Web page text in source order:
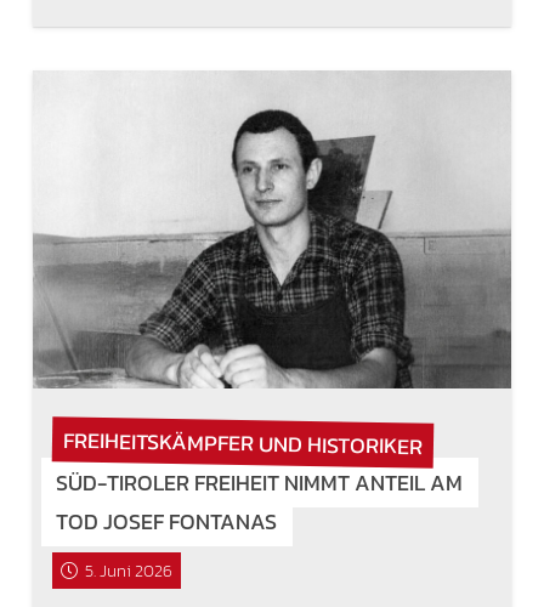
FREIHEITSKÄMPFER UND HISTORIKER
SÜD-TIROLER FREIHEIT NIMMT ANTEIL AM
TOD JOSEF FONTANAS
5. Juni 2026